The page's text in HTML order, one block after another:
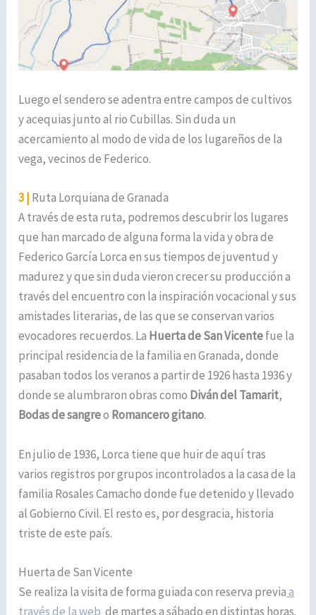
Luego el sendero se adentra entre campos de cultivos
y acequias junto al rio Cubillas. Sin duda un
acercamiento al modo de vida de los lugareños de la
vega, vecinos de Federico.
3| Ruta Lorquiana de Granada
A través de esta ruta, podremos descubrir los lugares
que han marcado de alguna forma la vida y obra de
Federico García Lorca en sus tiempos de juventud y
madurez y que sin duda vieron crecer su producción a
través del encuentro con la inspiración vocacional y sus
amistades literarias, de las que se conservan varios
evocadores recuerdos. La Huerta de San Vicentefue la
principal residencia de la familia en Granada, donde
pasaban todos los veranos a partir de 1926 hasta 1936 y
donde se alumbraron obras como Diván del Tamarit,
Bodas de sangreo Romancero gitano.
En julio de 1936, Lorca tiene que huir de aquí tras
varios registros por grupos incontrolados a la casa de la
familia Rosales Camacho donde fue detenido y llevado
al Gobierno Civil. El resto es, por desgracia, historia
triste de este país.
Huerta de San Vicente
Se realiza la visita de forma guiada con reserva previaa
través de la web de martes a sábado en distintas horas.